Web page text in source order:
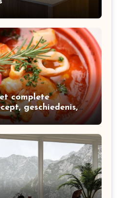
complete
geschiedenis,